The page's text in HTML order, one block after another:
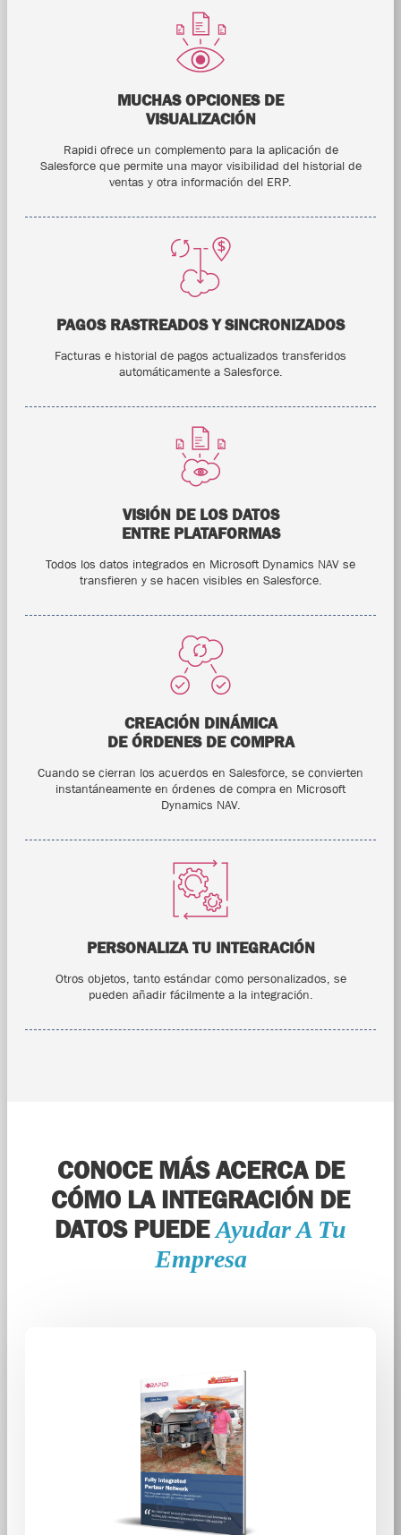
MUCHAS OPCIONES DE
VISUALIZACIÓN
Rapidi ofrece un complemento para la aplicación de
Salesforce que permite una mayor visibilidad del historial de
ventas y otra información del ERP.
PAGOS RASTREADOS Y SINCRONIZADOS
Facturas e historial de pagos actualizados transferidos
automáticamente a Salesforce.
VISIÓN DE LOS DATOS
ENTRE PLATAFORMAS
Todos los datos integrados en Microsoft Dynamics NAV se
transfieren y se hacen visibles en Salesforce.
CREACIÓN DINÁMICA
DE ÓRDENES DE COMPRA
Cuando se cierran los acuerdos en Salesforce, se convierten
instantáneamente en órdenes de compra en Microsoft
Dynamics NAV.
PERSONALIZA TU INTEGRACIÓN
Otros objetos, tanto estándar como personalizados, se
pueden añadir fácilmente a la integración.
CONOCE MÁS ACERCA DE
CÓMO LA INTEGRACIÓN DE
DATOS PUEDEAyudar A Tu
Empresa